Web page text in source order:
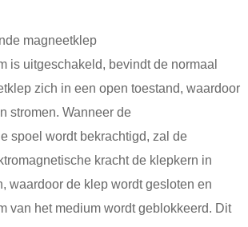
magneetklep
is uitgeschakeld, bevindt de normaal
zich in een open toestand, waardoor
stromen. Wanneer de
spoel wordt bekrachtigd, zal de
kracht de klepkern in
waardoor de klep wordt gesloten en
van het medium wordt geblokkeerd. Dit